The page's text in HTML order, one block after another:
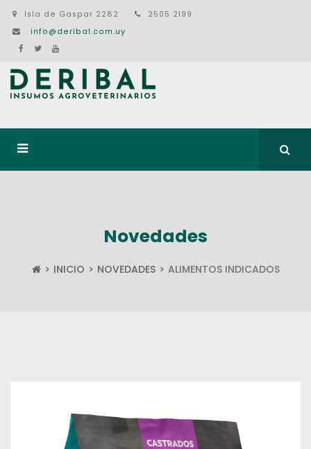
Isla de Gaspar 2282
2505 2199
info@deribal.com.uy
Novedades
INICIO NOVEDADES ALIMENTOS INDICADOS